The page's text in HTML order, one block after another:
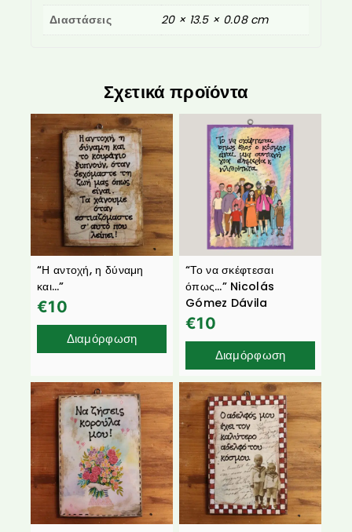
Διαστάσεις
20 × 13.5 × 0.08 cm
Σχετικά προϊόντα
“Η αντοχή, η δύναμη
και…”
€10
Διαμόρφωση
“Το να σκέφτεσαι
όπως…” Nicolás
Gómez Dávila
€10
Διαμόρφωση